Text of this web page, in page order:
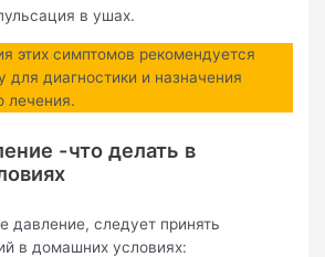
в ушах.
этих симптомов рекомендуется
для диагностики и назначения
лечения.
-что делать в
давление, следует принять
в домашних условиях: